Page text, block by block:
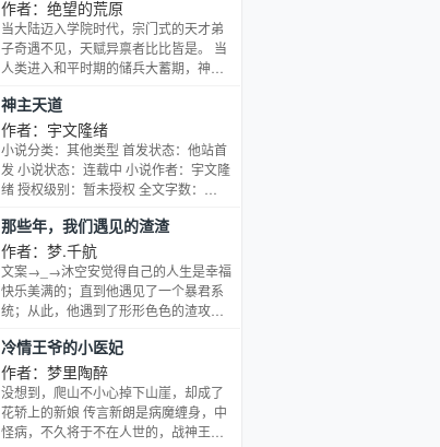
药。 也不瞧瞧她是谁。 敢说这是补药？
灌死你！ 什么？ “医”不死她的家里人想
推她出去冲喜。 人家说最倒霉的新娘无
非是嫁个
作者：绝望的荒原
当大陆迈入学院时代，宗门式的天才弟
子奇遇不见，天赋异禀者比比皆是。 当
人类进入和平时期的储兵大蓄期，神明
迈入这个世界，掀起一股绝世狂潮！ 美
丽妖娆的御姐、小巧可爱的萝莉、挖矿
为生的糟老头子、我剑方为剑的冷酷少
年，以及一口乳牙的小屁孩。 为您展现
最绝代的神明时代！ 注：新手作品，情
神主天道
作者：宇文隆绪
小说分类：其他类型 首发状态：他站首
发 小说状态：连载中 小说作者：宇文隆
绪 授权级别：暂未授权 全文字数：
2015-05-09 TXT 下载加入书架投票推荐
手机阅读开始阅读
那些年，我们遇见的渣渣
作者：梦.千航
文案→_→沐空安觉得自己的人生是幸福
快乐美满的；直到他遇见了一个暴君系
统；从此，他遇到了形形色色的渣攻，
安只能：“呵呵……”成为那个圈禁渣渣七
年的某总裁，沐空安的选择是：“……”成
为放弃一切嫁给渣渣的某秀才，沐空安
的选择是：“……”成为被锁在院子里十年
的某皇子，沐空安的选择是：“……”成为
冷情王爷的小医妃
作者：梦里陶醉
没想到，爬山不小心掉下山崖，却成了
花轿上的新娘 传言新朗是病魔缠身，中
怪病，不久将于不在人世的，战神王爷